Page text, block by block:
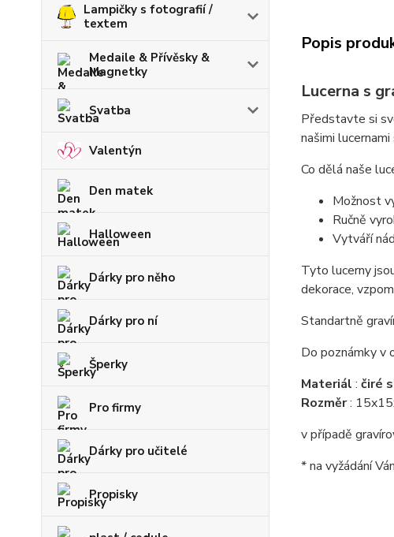
Lampičky s fotografií /
textem
Medaile & Přívěsky &
Magnetky
Svatba
Valentýn
Den matek
Halloween
Dárky pro něho
Dárky pro ní
Šperky
Pro firmy
Dárky pro učitelé
Propisky
Popis
Lucerna s
Představte si
našimi
Co dělá naše
Možnost
Ručně
Vytváří
Tyto lucerny
dekorace,
Standartně
Do poznámky v
Materiál : čiré
Rozměr:
v případě
* na vyžádání